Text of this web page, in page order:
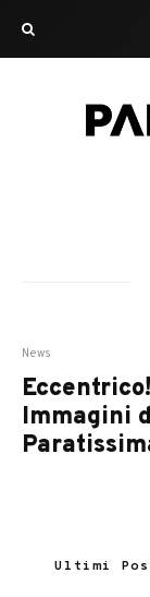
News
Immagini
Ultimi